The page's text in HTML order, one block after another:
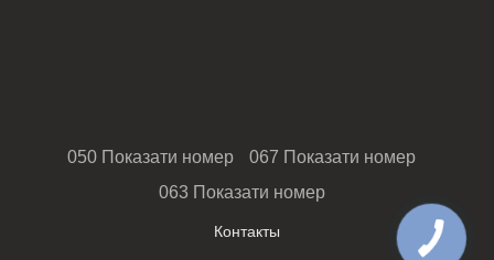
050 Показати номер
067 Показати номер
063 Показати номер
Контакты